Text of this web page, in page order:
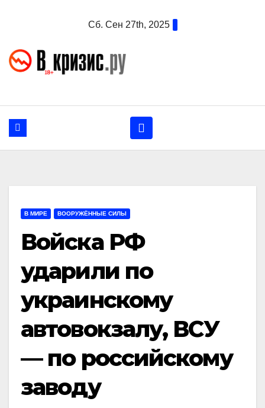
Сб. Сен 27th, 2025
В МИРЕ ВООРУЖЁННЫЕ СИЛЫ
Войска РФ
ударили по
украинскому
автовокзалу, ВСУ
— по российскому
заводу